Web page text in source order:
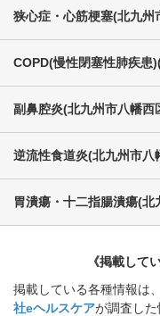
狭心症・心筋梗塞(北九州
COPD(慢性閉塞性肺疾患)
副鼻腔炎(北九州市八幡西
逆流性食道炎(北九州市八
胃潰瘍・十二指腸潰瘍(北
《掲載して
掲載している各種情報は
社eヘルスケアが調査し